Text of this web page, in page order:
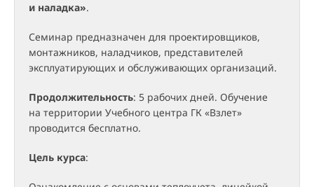
и наладка».
Семинар предназначен для проектировщиков,
монтажников, наладчиков, представителей
эксплуатирующих и обслуживающих организаций.
Продолжительность: 5 рабочих дней. Обучение
на территории Учебного центра ГК «Взлет»
проводится бесплатно.
Цель курса: